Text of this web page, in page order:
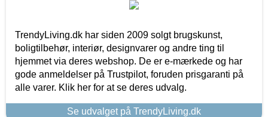
TrendyLiving.dk har siden 2009 solgt brugskunst,
boligtilbehør, interiør, designvarer og andre ting til
hjemmet via deres webshop. De er e-mærkede og har
gode anmeldelser på Trustpilot, foruden prisgaranti på
alle varer. Klik her for at se deres udvalg.
Se udvalget på TrendyLiving.dk